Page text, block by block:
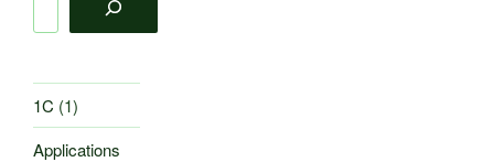
1C (1)
Applications